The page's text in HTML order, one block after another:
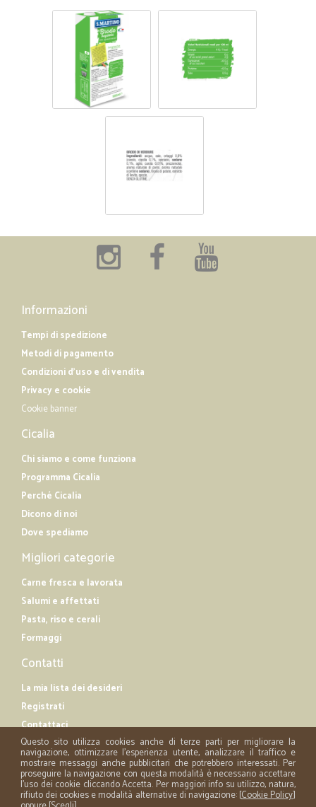
Informazioni
Tempi di spedizione
Metodi di pagamento
Condizioni d'uso e di vendita
Privacy e cookie
Cookie banner
Cicalia
Chi siamo e come funziona
Programma Cicalia
Perché Cicalia
Dicono di noi
Dove spediamo
Migliori categorie
Carne fresca e lavorata
Salumi e affettati
Pasta, riso e cerali
Formaggi
Contatti
La mia lista dei desideri
Registrati
Contattaci
Questo sito utilizza cookies anche di terze parti per migliorare la
navigazione, ottimizzare l'esperienza utente, analizzare il traffico e
mostrare messaggi anche pubblicitari che potrebbero interessati. Per
proseguire la navigazione con questa modalità è necessario accettare
l'uso dei cookie cliccando Accetta. Per maggiori info su utilizzo, natura,
rifiuto dei cookies e modalità alternative di navigazione: [Cookie Policy]